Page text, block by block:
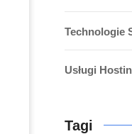
Technologie
Usługi
Tagi